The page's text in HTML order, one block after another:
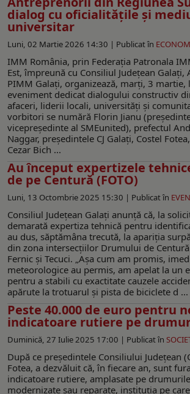
dialog cu oficialitățile și
universitar
Luni, 02 Martie 2026 14:30 | Publicat în
IMM România, prin Federația Patronala
Est, împreună cu Consiliul Județean Galați,
PIMM Galați, organizează, marți, 3 martie,
eveniment dedicat dialogului constructiv
afaceri, liderii locali, universități și
vorbitori se numără Florin Jianu
vicepreședinte al SMEunited), prefectul
Naggar, președintele CJ Galați, Costel
Cezar Bich ...
Au început expertizele
de pe Centură (FOTO)
Luni, 13 Octombrie 2025 15:30 | Publicat în
Consiliul Județean Galați anunță că, la
demarată expertiza tehnică pentru
au dus, săptămâna trecută, la apariția
din zona intersecțiilor Drumului de
Fernic și Tecuci. „Așa cum am promis,
meteorologice au permis, am apelat la un
pentru a stabili cu exactitate cauzele
apărute la trotuarul și pista de biciclete d ...
Peste 40.000 de euro pentru
indicatoare rutiere pe
Duminică, 27 Iulie 2025 17:00 | Publicat în
După ce preşedintele Consiliului Judeţean
Fotea, a dezvăluit că, în fiecare an, sunt
indicatoare rutiere, amplasate pe
modernizate sau reparate, instituţia pe